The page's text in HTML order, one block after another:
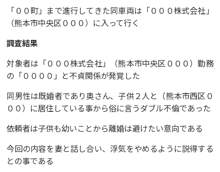
「００町」まで進行してきた同車両は「０００株式会社」
（熊本市中央区０００）に入って行く
調査結果
対象者は「０００株式会社」（熊本市中央区０００）勤務
の「００００」と不貞関係が発覚した
同男性は既婚者であり奥さん、子供２人と（熊本市西区０
００）に居住している事から俗に言うダブル不倫であった
依頼者は子供も幼いことから離婚は避けたい意向である
今回の内容を妻と話し合い、浮気をやめるように説得する
との事である